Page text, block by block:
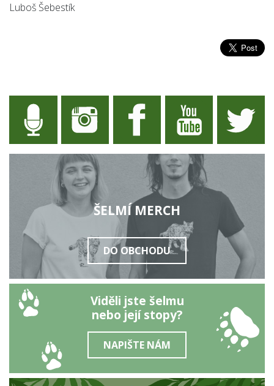
Luboš Šebestík
ŠELMÍ MERCH
DO OBCHODU
Viděli jste šelmu
nebo její stopy?
NAPIŠTE NÁM